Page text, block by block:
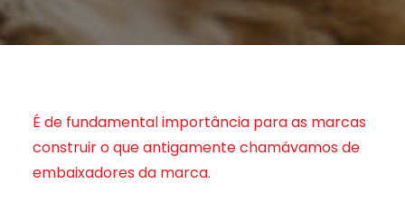
É de fundamental importância para as marcas
construir o que antigamente chamávamos de
embaixadores da marca.